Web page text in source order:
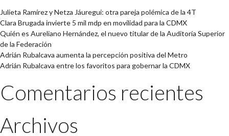
Julieta Ramírez y Netza Jáuregui: otra pareja polémica de la 4T
Clara Brugada invierte 5 mil mdp en movilidad para la CDMX
Quién es Aureliano Hernández, el nuevo titular de la Auditoría Superior
de la Federación
Adrián Rubalcava aumenta la percepción positiva del Metro
Adrián Rubalcava entre los favoritos para gobernar la CDMX
Comentarios recientes
Archivos